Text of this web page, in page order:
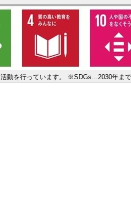
活動を行っています。 ※SDGs…2030年まで